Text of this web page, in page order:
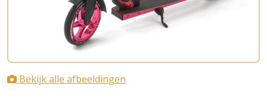
Bekijk alle afbeeldingen